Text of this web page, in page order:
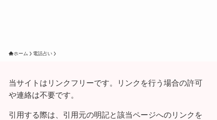
ホーム 電話占い
当サイトはリンクフリーです。リンクを行う場合の許可
や連絡は不要です。
引用する際は、引用元の明記と該当ページへのリンクを